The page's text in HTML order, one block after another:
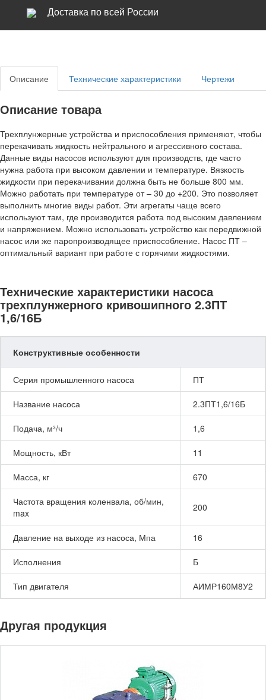
Доставка по всей России
Описание Технические характеристики Чертежи
Описание товара
Трехплунжерные устройства и приспособления применяют, чтобы
перекачивать жидкость нейтрального и агрессивного состава.
Данные виды насосов используют для производств, где часто
нужна работа при высоком давлении и температуре. Вязкость
жидкости при перекачивании должна быть не больше 800 мм.
Можно работать при температуре от – 30 до +200. Это позволяет
выполнить многие виды работ. Эти агрегаты чаще всего
используют там, где производится работа под высоким давлением
и напряжением. Можно использовать устройство как передвижной
насос или же паропроизводящее приспособление. Насос ПТ –
оптимальный вариант при работе с горячими жидкостями.
Технические характеристики насоса
трехплунжерного кривошипного 2.3ПТ
1,6/16Б
Конструктивные особенности
Серия промышленного насоса ПТ
Название насоса 2.3ПТ1,6/16Б
Подача, м³/ч 1,6
Мощность, кВт 11
Масса, кг 670
Частота вращения коленвала, об/мин,
max
200
Давление на выходе из насоса, Мпа 16
Исполнения Б
Тип двигателя АИМР160М8У2
Другая продукция